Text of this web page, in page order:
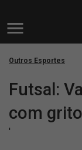
Outros Esportes
Futsal:
com
'